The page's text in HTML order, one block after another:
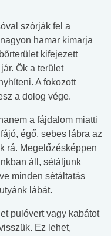
szórják fel a
hamar kimarja
kifejezett
Ők a terület
A fokozott
a dolog vége.
a fájdalom miatti
égő, sebes lábra az
rá. Megelőzésképpen
áll, sétáljunk
minden sétáltatás
lábát.
pulóvert vagy kabátot
Ez lehet,